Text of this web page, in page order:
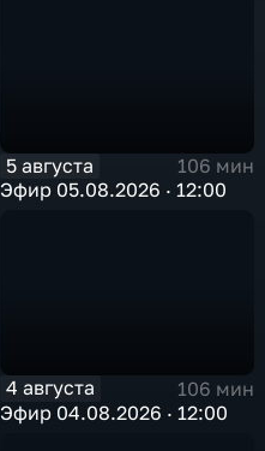
5 августа
106 мин
Эфир 05.08.2026 · 12:00
4 августа
106 мин
Эфир 04.08.2026 · 12:00